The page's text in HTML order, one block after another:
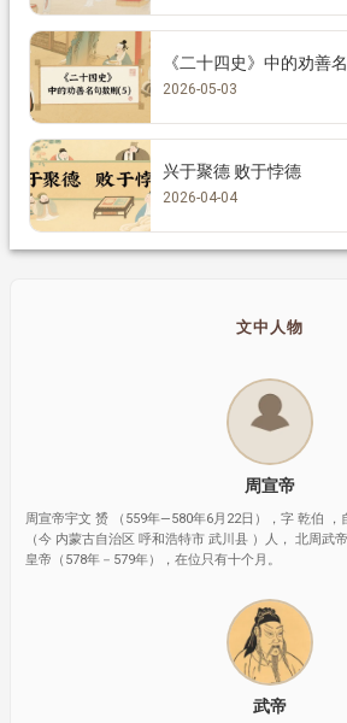
《二十四史》中的劝善
2026-05-03
兴于聚德 败于悖德
2026-04-04
文中人物
周宣帝
周宣帝宇文 赟 （559年—580年6月22日），字 乾伯 ，
（今 内蒙古自治区 呼和浩特市 武川县 ）人， 北周武
皇帝（578年－579年），在位只有十个月。
武帝